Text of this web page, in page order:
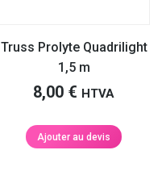
Truss Prolyte Quadrilight
1,5 m
8,00 € HTVA
Ajouter au devis